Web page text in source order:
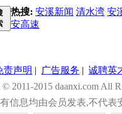
热搜: 安溪新闻 清水湾 安
安高速
责声明 | 广告服务 | 诚聘英
© 2011-2015 daanxi.com All
信息均由会员发表,不代